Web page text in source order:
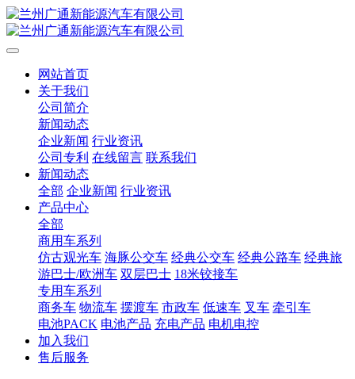
网站首页
关于我们
公司简介
新闻动态
企业新闻 行业资讯
公司专利 在线留言 联系我们
新闻动态
全部 企业新闻 行业资讯
产品中心
全部
商用车系列
仿古观光车 海豚公交车 经典公交车 经典公路车 经典旅
游巴士/欧洲车 双层巴士 18米铰接车
专用车系列
商务车 物流车 摆渡车 市政车 低速车 叉车 牵引车
电池PACK 电池产品 充电产品 电机电控
加入我们
售后服务